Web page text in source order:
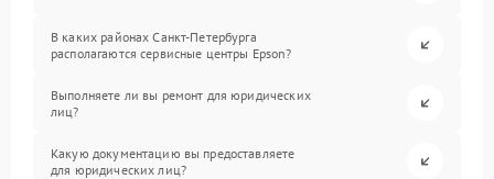
В каких районах Санкт-Петербурга
располагаются сервисные центры Epson?
Выполняете ли вы ремонт для юридических
лиц?
Какую документацию вы предоставляете
для юридических лиц?